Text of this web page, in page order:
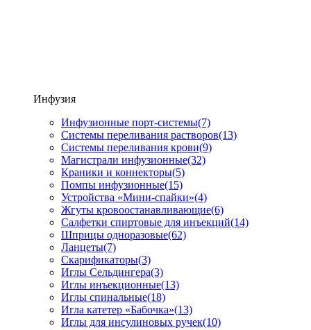
Инфузия
Инфузионные порт-системы(7)
Системы переливания растворов(13)
Системы переливания крови(9)
Магистрали инфузионные(32)
Краники и коннекторы(5)
Помпы инфузионные(15)
Устройства «Мини-спайки»(4)
Жгуты кровоостанавливающие(6)
Салфетки спиртовые для инъекций(14)
Шприцы одноразовые(62)
Ланцеты(7)
Скарификаторы(3)
Иглы Сельдингера(3)
Иглы инъекционные(13)
Иглы спинальные(18)
Игла катетер «Бабочка»(13)
Иглы для инсулиновых ручек(10)